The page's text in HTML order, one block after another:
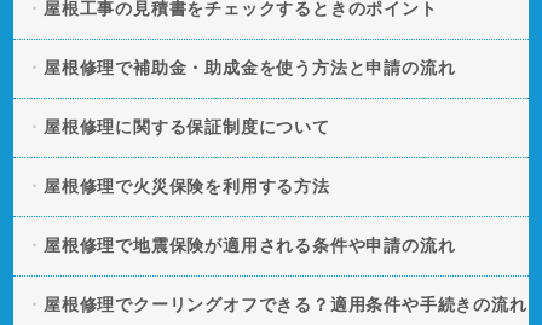
屋根工事の見積書をチェックするときのポイント
屋根修理で補助金・助成金を使う方法と申請の流れ
屋根修理に関する保証制度について
屋根修理で火災保険を利用する方法
屋根修理で地震保険が適用される条件や申請の流れ
屋根修理でクーリングオフできる？適用条件や手続きの流れ